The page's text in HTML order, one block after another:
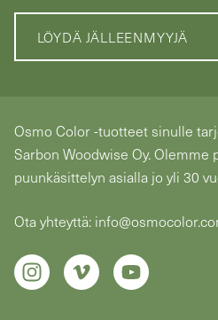
LÖYDÄ JÄLLEENMYYJÄ
Osmo Color -tuotteet sinulle
Sarbon Woodwise Oy. Olemme
puunkäsittelyn asialla jo yli 30
Ota yhteyttä: